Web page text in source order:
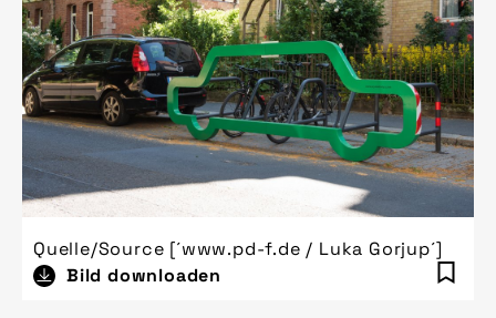
Quelle/Source [´www.pd-f.de / Luka Gorjup´]
Bild downloaden